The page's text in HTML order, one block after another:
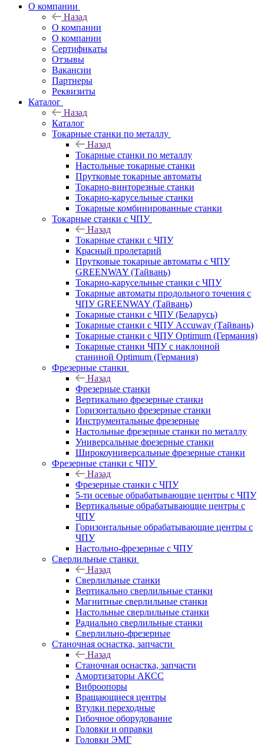
О компании
Назад
О компании
О компании
Сертификаты
Отзывы
Вакансии
Партнеры
Реквизиты
Каталог
Назад
Каталог
Токарные станки по металлу
Назад
Токарные станки по металлу
Настольные токарные станки
Прутковые токарные автоматы
Токарно-винторезные станки
Токарно-карусельные станки
Токарные комбинированные станки
Токарные станки с ЧПУ
Назад
Токарные станки с ЧПУ
Красный пролетарий
Прутковые токарные автоматы с ЧПУ
GREENWAY (Тайвань)
Токарно-карусельные станки с ЧПУ
Токарные автоматы продольного точения с
ЧПУ GREENWAY (Тайвань)
Токарные станки с ЧПУ (Беларусь)
Токарные станки с ЧПУ Accuway (Тайвань)
Токарные станки с ЧПУ Optimum (Германия)
Токарные станки ЧПУ с наклонной
станиной Optimum (Германия)
Фрезерные станки
Назад
Фрезерные станки
Вертикально фрезерные станки
Горизонтально фрезерные станки
Инструментальные фрезерные
Настольные фрезерные станки по металлу
Универсальные фрезерные станки
Широкоуниверсальные фрезерные станки
Фрезерные станки с ЧПУ
Назад
Фрезерные станки с ЧПУ
5-ти осевые обрабатывающие центры с ЧПУ
Вертикальные обрабатывающие центры с
ЧПУ
Горизонтальные обрабатывающие центры с
ЧПУ
Настольно-фрезерные с ЧПУ
Сверлильные станки
Назад
Сверлильные станки
Вертикально сверлильные станки
Магнитные сверлильные станки
Настольные сверлильные станки
Радиально сверлильные станки
Сверлильно-фрезерные
Станочная оснастка, запчасти
Назад
Станочная оснастка, запчасти
Амортизаторы АКСС
Виброопоры
Вращающиеся центры
Втулки переходные
Гибочное оборудование
Головки и оправки
Головки ЭМГ